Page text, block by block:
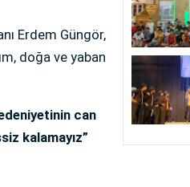
Erdem Güngör,
doğa ve yaban
can
kalamayız”